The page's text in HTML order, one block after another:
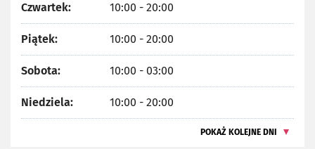
Czwartek: 10:00 - 20:00
Piątek: 10:00 - 20:00
Sobota: 10:00 - 03:00
Niedziela: 10:00 - 20:00
POKAŻ KOLEJNE DNI